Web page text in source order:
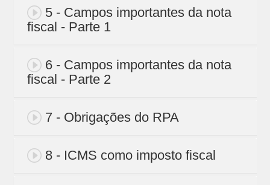
5 - Campos importantes da nota
fiscal - Parte 1
6 - Campos importantes da nota
fiscal - Parte 2
7 - Obrigações do RPA
8 - ICMS como imposto fiscal